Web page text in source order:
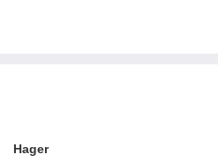
Hager